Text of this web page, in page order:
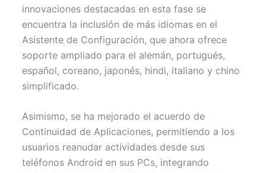
innovaciones destacadas en esta fase se
encuentra la inclusión de más idiomas en el
Asistente de Configuración, que ahora ofrece
soporte ampliado para el alemán, portugués,
español, coreano, japonés, hindi, italiano y chino
simplificado.
Asimismo, se ha mejorado el acuerdo de
Continuidad de Aplicaciones, permitiendo a los
usuarios reanudar actividades desde sus
teléfonos Android en sus PCs, integrando